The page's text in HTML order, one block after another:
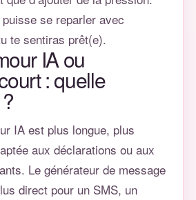
puisse se reparler avec
te sentiras prêt(e).
IA ou
: quelle
IA est plus longue, plus
aux déclarations ou aux
Le générateur de message
direct pour un SMS, un